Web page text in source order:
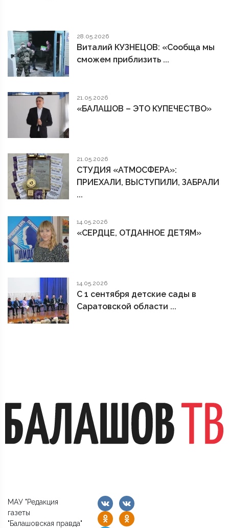
28.05.2026
Виталий КУЗНЕЦОВ: «Сообща мы
сможем приблизить ...
21.05.2026
«БАЛАШОВ – ЭТО КУПЕЧЕСТВО»
21.05.2026
СТУДИЯ «АТМОСФЕРА»:
ПРИЕХАЛИ, ВЫСТУПИЛИ, ЗАБРАЛИ
...
14.05.2026
«СЕРДЦЕ, ОТДАННОЕ ДЕТЯМ»
14.05.2026
С 1 сентября детские сады в
Саратовской области ...
МАУ "Редакция
газеты
"Балашовская правда"